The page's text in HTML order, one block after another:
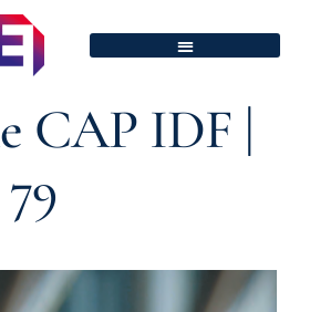
CAP IDF |